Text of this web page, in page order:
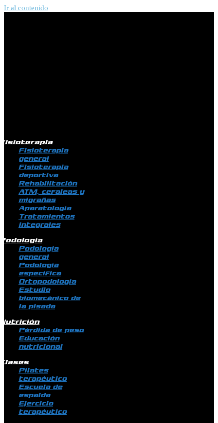
Ir al contenido
Fisioterapia
general
Fisioterapia
deportiva
Rehabilitación
ATM, cefaleas y
migrañas
Aparatología
Tratamientos
integrales
Podología
general
Podología
específica
Ortopodología
Estudio
biomecánico de
la pisada
Pérdida de peso
Educación
nutricional
Pilates
terapéutico
Escuela de
espalda
Ejercicio
terapéutico